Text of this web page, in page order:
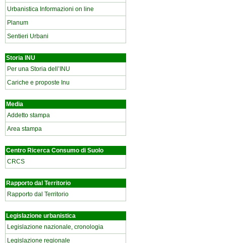
Urbanistica Informazioni on line
Planum
Sentieri Urbani
Storia INU
Per una Storia dell’INU
Cariche e proposte Inu
Media
Addetto stampa
Area stampa
Centro Ricerca Consumo di Suolo
CRCS
Rapporto dal Territorio
Rapporto dal Territorio
Legislazione urbanistica
Legislazione nazionale, cronologia
Legislazione regionale